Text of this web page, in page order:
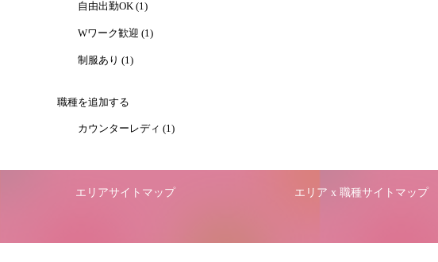
自由出勤OK (1)
Wワーク歓迎 (1)
制服あり (1)
職種を追加する
カウンターレディ (1)
エリアサイトマップ エリア x 職種サイトマップ